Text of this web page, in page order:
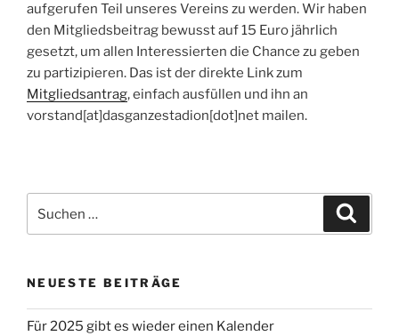
aufgerufen Teil unseres Vereins zu werden. Wir haben
den Mitgliedsbeitrag bewusst auf 15 Euro jährlich
gesetzt, um allen Interessierten die Chance zu geben
zu partizipieren. Das ist der direkte Link zum
Mitgliedsantrag, einfach ausfüllen und ihn an
vorstand[at]dasganzestadion[dot]net mailen.
nach:
NEUESTE BEITRÄGE
Für 2025 gibt es wieder einen Kalender